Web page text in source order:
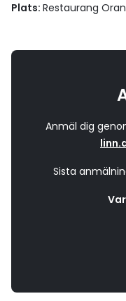
Plats: Restaurang
Anmäl dig
Sista